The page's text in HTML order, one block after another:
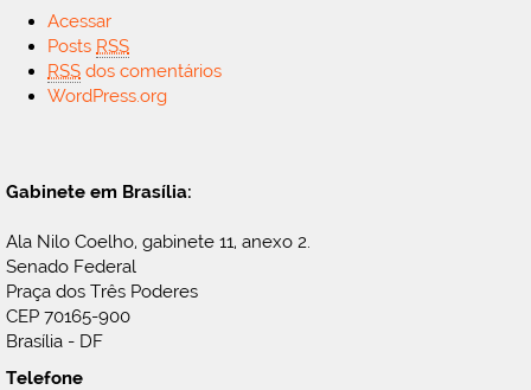
Acessar
Posts RSS
RSS dos comentários
WordPress.org
Gabinete em Brasília:
Ala Nilo Coelho, gabinete 11, anexo 2.
Senado Federal
Praça dos Três Poderes
CEP 70165-900
Brasília - DF
Telefone